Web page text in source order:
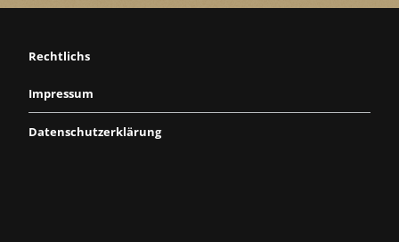
Rechtlichs
Impressum
Datenschutzerklärung